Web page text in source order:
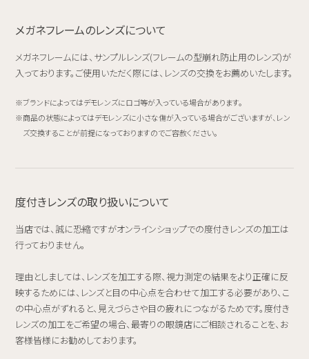
メガネフレームのレンズについて
メガネフレームには、サンプルレンズ(フレームの型崩れ防止用のレンズ)が
入っております。ご使用いただく際には、レンズの交換をお薦めいたします。
ブランドによってはデモレンズにロゴ等が入っている場合があります。
商品の状態によってはデモレンズに小さな傷が入っている場合がございますが、レン
ズ交換することが前提になっておりますのでご容赦ください。
度付きレンズの取り扱いについて
当店では、誠に恐縮ですがオンラインショップでの度付きレンズの加工は
行っておりません。
理由としましては、レンズを加工する際、視力測定の結果をより正確に反
映するためには、レンズと目の中心点を合わせて加工する必要があり、こ
の中心点がずれると、見えづらさや目の疲れにつながるためです。度付き
レンズの加工をご希望の場合、最寄りの眼鏡店にご相談されることを、お
客様皆様にお勧めしております。